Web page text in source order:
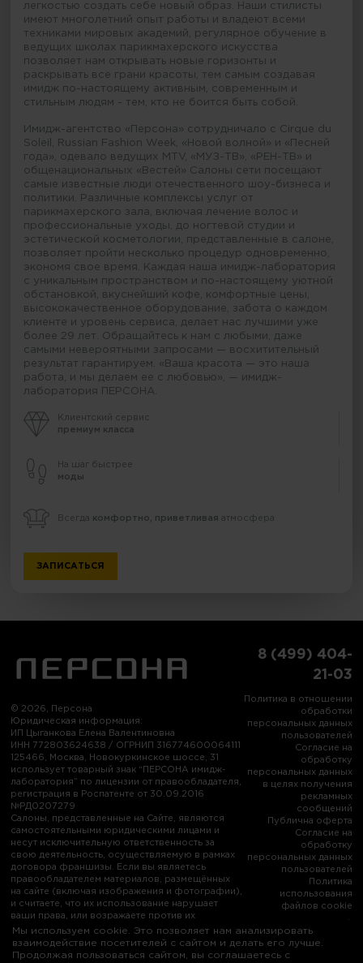
легкостью создать себе новый образ. Наши стилисты
имеют многолетний опыт работы и владеют всеми
техниками мировых академий, регулярное обучение в
ведущих школах парикмахерского искусства
позволяет нам открывать новые горизонты и
раскрывать все грани красоты, тем самым создавая
имидж по-настоящему активным, современным и
стильным людям - тем, кто не боится быть собой.
Имидж-агентство «Персона» сотрудничало с Cirque du
Soleil, Russian Fashion Week, «Новой волной» и «Песней
года», одевало ведущих MTV, «МУЗ-ТВ», «РЕН-ТВ» и
общенациональных «Вестей» Салоны сети посещают
самые известные люди отечественного шоу-бизнеса и
политики. Различные комплексы услуг от
парикмахерского зала, включая лечение волос и
профессиональные уходы, до ногтевой студии и
эстетической косметологии, представленные в салоне,
позволяет пройти несколько процедур одновременно,
экономя свое время. Каждая наша имидж-лаборатория
с уникальным пространством и по-настоящему уютной
обстановкой, вкуснейший кофе, комфортные цены,
высококачественное оборудование, забота о каждом
клиенте и уровень сервиса, делает нас лучшими уже
более 29 лет. Обращайтесь к нам с любыми, даже
самыми невероятными запросами — восхитительный
результат гарантируем. «Ваша красота — это наша
работа, и мы делаем ее с любовью», — имидж-
лаборатория ПЕРСОНА.
Клиентский сервис
премиум класса
На шаг быстрее
моды
Всегда комфортно, приветливая атмосфера
ЗАПИСАТЬСЯ
© 2026, Персона
Юридическая информация:
ИП Цыганкова Елена Валентиновна
ИНН 772803624638 / ОГРНИП 316774600064111
125466, Москва, Новокуркинское шоссе, 31
использует товарный знак “ПЕРСОНА имидж-
лаборатория” по лицензии от правообладателя,
регистрация в Роспатенте от 30.09.2016
№РД0207279
Салоны, представленные на Сайте, являются
самостоятельными юридическими лицами и
несут исключительную ответственность за
свою деятельность, осуществляемую в рамках
договора франшизы. Если вы являетесь
правообладателем материалов, размещённых
на сайте (включая изображения и фотографии),
и считаете, что их использование нарушает
ваши права, или возражаете против их
использования, пожалуйста, свяжитесь с нами:
info@persona-city.ru
8 (499) 404-
21-03
Политика в отношении
обработки
персональных данных
пользователей
Согласие на
обработку
персональных данных
в целях получения
рекламных
сообщений
Публична оферта
Согласие на
обработку
персональных данных
пользователей
Политика
использования
файлов cookie
Мы используем cookie. Это позволяет нам анализировать
взаимодействие посетителей с сайтом и делать его лучше.
Продолжая пользоваться сайтом, вы соглашаетесь с